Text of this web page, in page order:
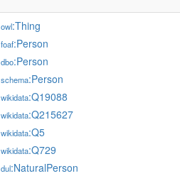
owl:Thing
foaf:Person
dbo:Person
schema:Person
wikidata:Q19088
wikidata:Q215627
wikidata:Q5
wikidata:Q729
dul:NaturalPerson